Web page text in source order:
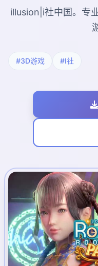
illusion|i社中国。专
#3D游戏 #I社